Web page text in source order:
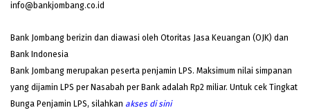
info@bankjombang.co.id
Bank Jombang berizin dan diawasi oleh Otoritas Jasa Keuangan (OJK) dan
Bank Indonesia
Bank Jombang merupakan peserta penjamin LPS. Maksimum nilai simpanan
yang dijamin LPS per Nasabah per Bank adalah Rp2 miliar. Untuk cek Tingkat
Bunga Penjamin LPS, silahkan akses di sini